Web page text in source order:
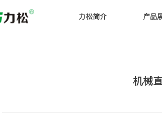
力松简介 产品
机械